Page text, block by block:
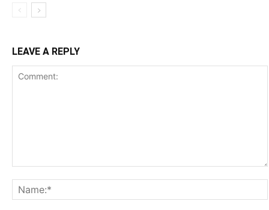
LEAVE A REPLY